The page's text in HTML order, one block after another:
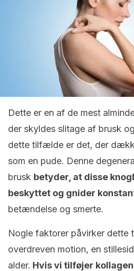
Dette er en af de mest
der skyldes slitage af brusk
dette tilfælde er det, der
som en pude. Denne
brusk betyder, at disse
beskyttet og gnider
betændelse og smerte.
Nogle faktorer påvirker dette
overdreven motion, en
alder. Hvis vi tilføjer